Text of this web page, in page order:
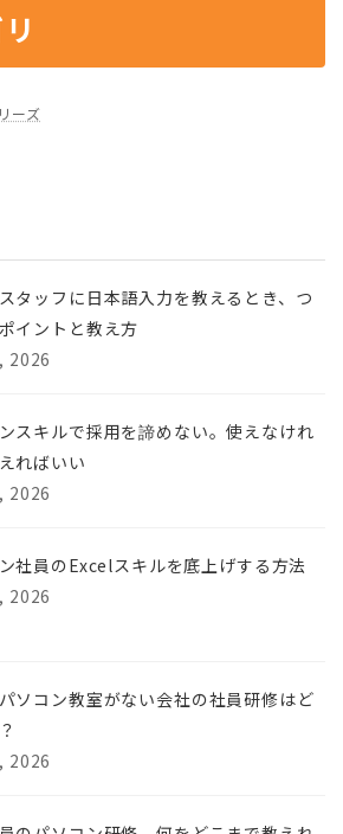
ーズ
タッフに日本語入力を教えるとき、つ
イントと教え方
2026
スキルで採用を諦めない。使えなけれ
ればいい
2026
社員のExcelスキルを底上げする方法
2026
ソコン教室がない会社の社員研修はど
2026